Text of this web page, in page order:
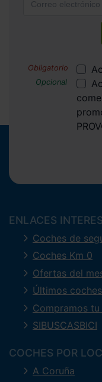
ENLACES
Coches de
Coches Km 0
Ofertas del
Últimos coches
Compramos
SIBUSCASBICI
COCHES POR
A Coruña